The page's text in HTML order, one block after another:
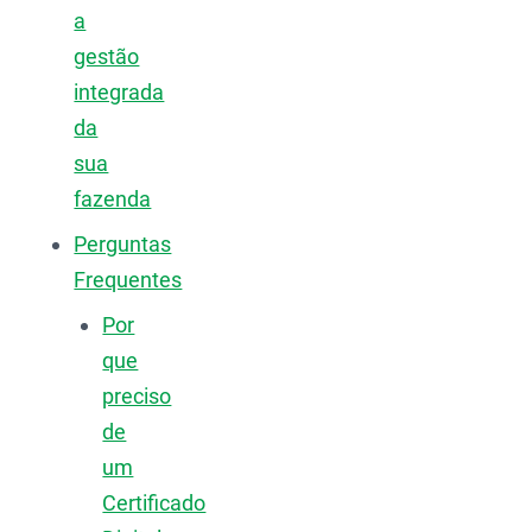
a
gestão
integrada
da
sua
fazenda
Perguntas
Frequentes
Por
que
preciso
de
um
Certificado